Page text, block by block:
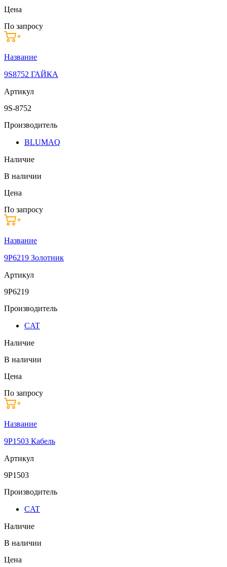
Цена
По запросу
Название
9S8752 ГАЙКА
Артикул
9S-8752
Производитель
BLUMAQ
Наличие
В наличии
Цена
По запросу
Название
9P6219 Золотник
Артикул
9P6219
Производитель
CAT
Наличие
В наличии
Цена
По запросу
Название
9P1503 Кабель
Артикул
9P1503
Производитель
CAT
Наличие
В наличии
Цена